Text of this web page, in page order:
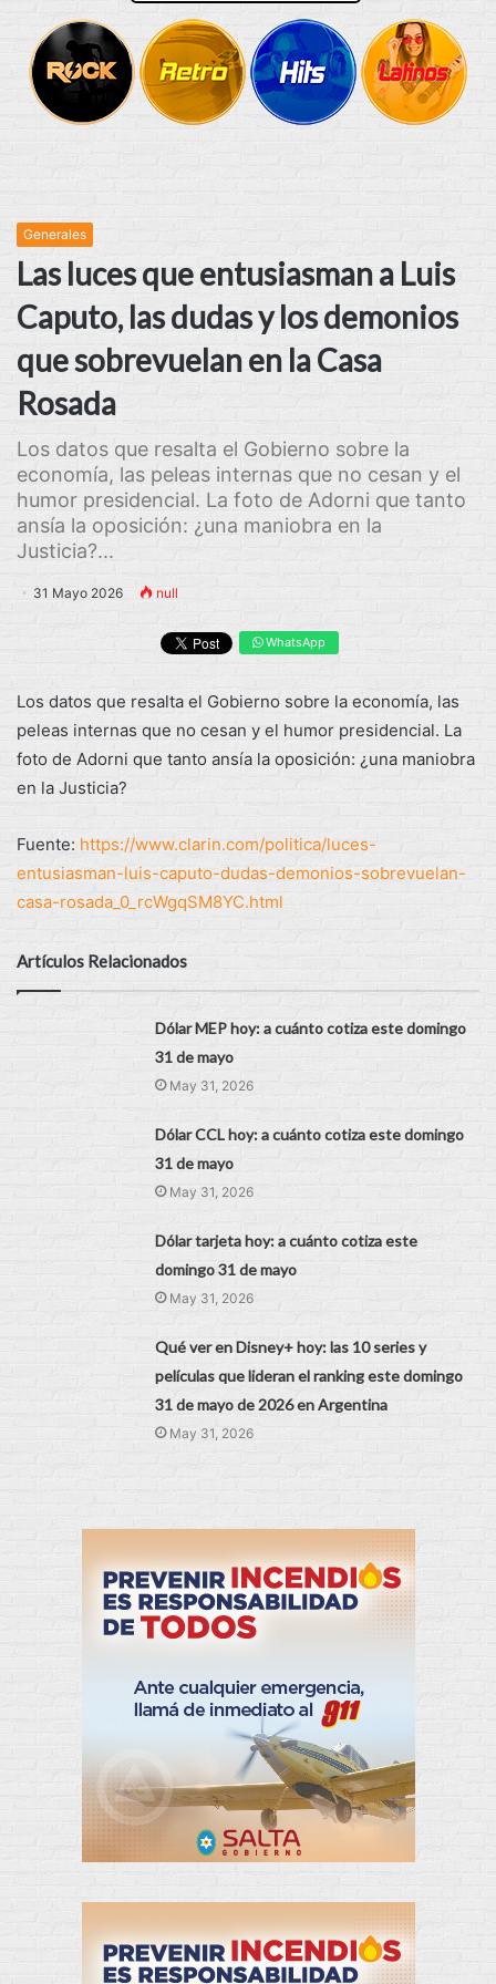
Generales
Las luces que entusiasman a Luis
Caputo, las dudas y los demonios
que sobrevuelan en la Casa
Rosada
Los datos que resalta el Gobierno sobre la
economía, las peleas internas que no cesan y el
humor presidencial. La foto de Adorni que tanto
ansía la oposición: ¿una maniobra en la
Justicia?...
31 Mayo 2026 null
WhatsApp
Los datos que resalta el Gobierno sobre la economía, las
peleas internas que no cesan y el humor presidencial. La
foto de Adorni que tanto ansía la oposición: ¿una maniobra
en la Justicia?
Fuente: https://www.clarin.com/politica/luces-
entusiasman-luis-caputo-dudas-demonios-sobrevuelan-
casa-rosada_0_rcWgqSM8YC.html
Artículos Relacionados
Dólar MEP hoy: a cuánto cotiza este domingo
31 de mayo
May 31, 2026
Dólar CCL hoy: a cuánto cotiza este domingo
31 de mayo
May 31, 2026
Dólar tarjeta hoy: a cuánto cotiza este
domingo 31 de mayo
May 31, 2026
Qué ver en Disney+ hoy: las 10 series y
películas que lideran el ranking este domingo
31 de mayo de 2026 en Argentina
May 31, 2026